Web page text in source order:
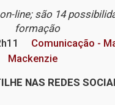
line; são 14
formação
Comunicação -
Mackenzie
NAS REDES